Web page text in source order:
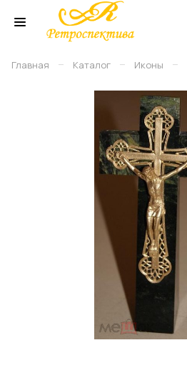
Главная – Каталог – Иконы –